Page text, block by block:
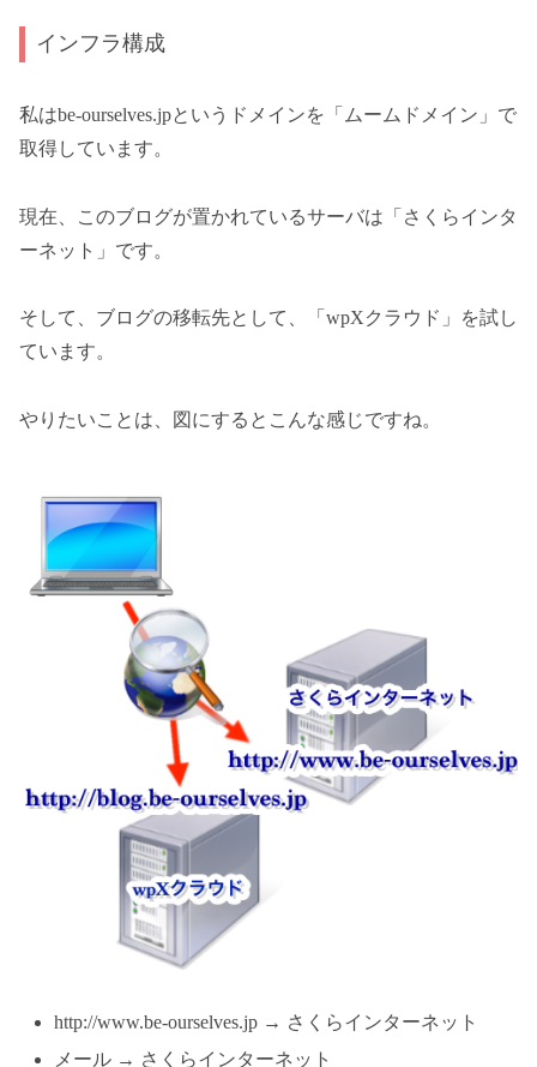
インフラ構成
私はbe-ourselves.jpというドメインを「ムームドメイン」で
取得しています。
現在、このブログが置かれているサーバは「さくらインタ
ーネット」です。
そして、ブログの移転先として、「wpXクラウド」を試し
ています。
やりたいことは、図にするとこんな感じですね。
http://www.be-ourselves.jp → さくらインターネット
メール → さくらインターネット